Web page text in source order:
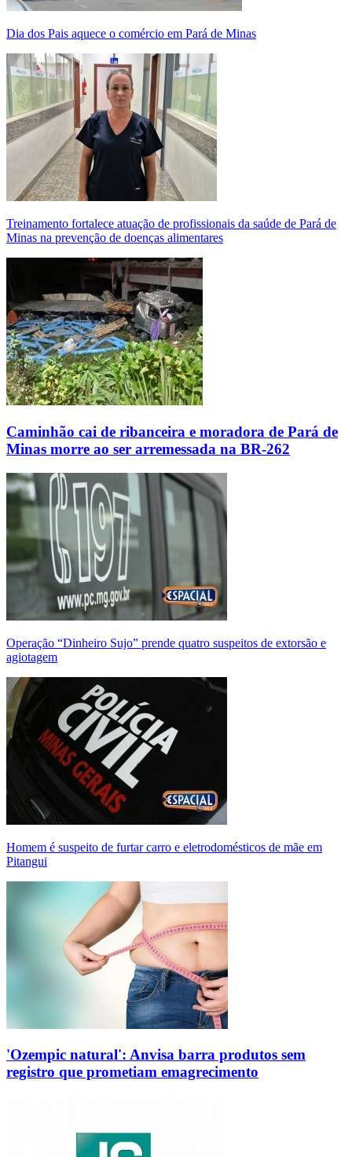
Dia dos Pais aquece o comércio em Pará de Minas
Treinamento fortalece atuação de profissionais da saúde de Pará de
Minas na prevenção de doenças alimentares
Caminhão cai de ribanceira e moradora de Pará de
Minas morre ao ser arremessada na BR-262
Operação “Dinheiro Sujo” prende quatro suspeitos de extorsão e
agiotagem
Homem é suspeito de furtar carro e eletrodomésticos de mãe em
Pitangui
'Ozempic natural': Anvisa barra produtos sem
registro que prometiam emagrecimento